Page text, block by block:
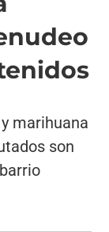
marihuana
son